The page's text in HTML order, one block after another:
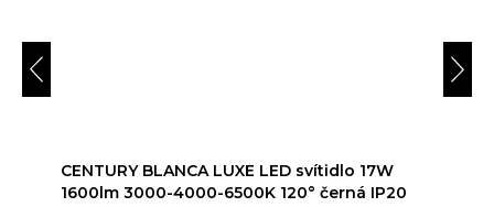
CENTURY BLANCA LUXE LED svítidlo 17W
1600lm 3000-4000-6500K 120° černá IP20